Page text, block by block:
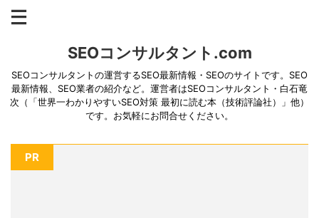
SEOコンサルタント.com
SEOコンサルタントの運営するSEO最新情報・SEOのサイトです。SEO
最新情報、SEO業者の紹介など。運営者はSEOコンサルタント・白石竜
次（「世界一わかりやすいSEO対策 最初に読む本（技術評論社）」他）
です。お気軽にお問合せください。
PR